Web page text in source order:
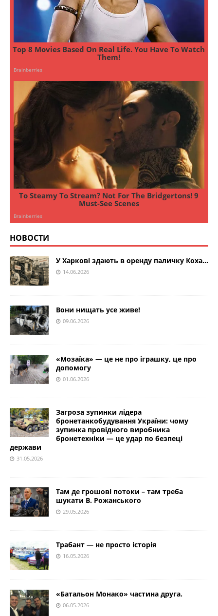
НОВОСТИ
У Харкові здають в оренду паличку Коха…
14.06.2026
Вони нищать усе живе!
09.06.2026
«Мозаїка» — це не про іграшку, це про
допомогу
01.06.2026
Загроза зупинки лідера
бронетанкобудування України: чому
зупинка провідного виробника
бронетехніки — це удар по безпеці
держави
31.05.2026
Там де грошові потоки – там треба
шукати В. Рожанського
29.05.2026
Трабант — не просто історія
16.05.2026
«Батальон Монако» частина друга.
06.05.2026